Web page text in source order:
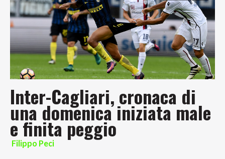
Inter-Cagliari, cronaca di
una domenica iniziata male
e finita peggio
Filippo Peci